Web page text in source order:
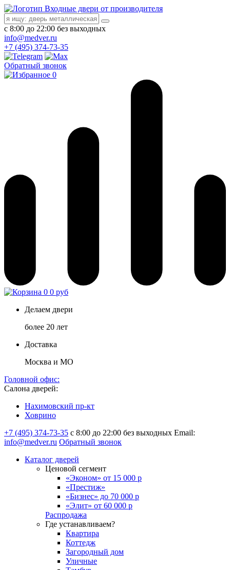
Входные двери от производителя
с 8:00 до 22:00 без выходных
info@medver.ru
+7 (495) 374-73-35
Обратный звонок
0
0 0 руб
Делаем двери
более 20 лет
Доставка
Москва и МО
Головной офис:
Салона дверей:
Нахимовский пр-кт
Ховрино
+7 (495) 374-73-35 с 8:00 до 22:00 без выходных Email:
info@medver.ru Обратный звонок
Каталог дверей
Ценовой сегмент
«Эконом» от 15 000 р
«Престиж»
«Бизнес» до 70 000 р
«Элит» от 60 000 р
Распродажа
Где устанавливаем?
Квартира
Коттедж
Загородный дом
Уличные